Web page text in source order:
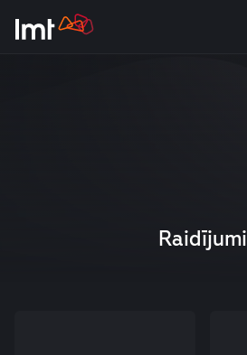
Raidījumi